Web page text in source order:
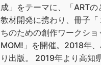
成」をテーマに、「ART
教材開発に携わり、冊子
ちのための創作ワークシ
MOM!」を開催。2018年
り出版。 2019年より高知